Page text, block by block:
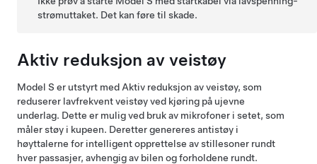
strømuttaket. Det kan føre til skade.
Aktiv reduksjon av veistøy
Model S er utstyrt med Aktiv reduksjon av veistøy, som
reduserer lavfrekvent veistøy ved kjøring på ujevne
underlag. Dette er mulig ved bruk av mikrofoner i setet, som
måler støy i kupeen. Deretter genereres antistøy i
høyttalerne for intelligent opprettelse av stillesoner rundt
hver passasjer, avhengig av bilen og forholdene rundt.